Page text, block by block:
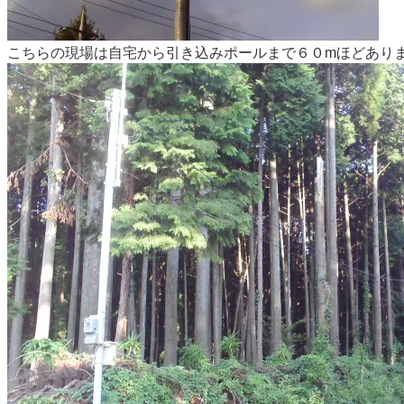
こちらの現場は自宅から引き込みポールまで６０mほどあり